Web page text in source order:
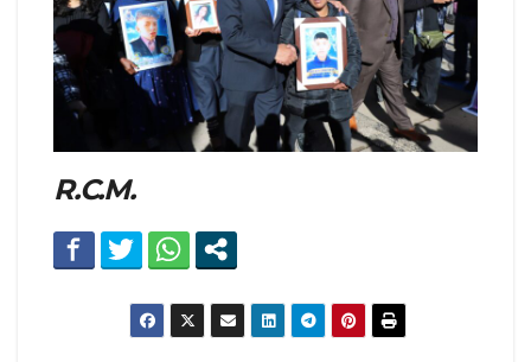
R.C.M.